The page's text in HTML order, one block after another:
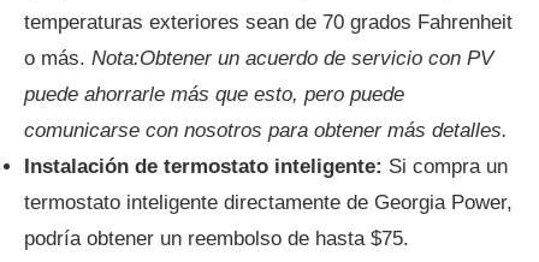
temperaturas exteriores sean de 70 grados Fahrenheit
o más. Nota:Obtener un acuerdo de servicio con PV
puede ahorrarle más que esto, pero puede
comunicarse con nosotros para obtener más detalles.
Instalación de termostato inteligente: Si compra un
termostato inteligente directamente de Georgia Power,
podría obtener un reembolso de hasta $75.